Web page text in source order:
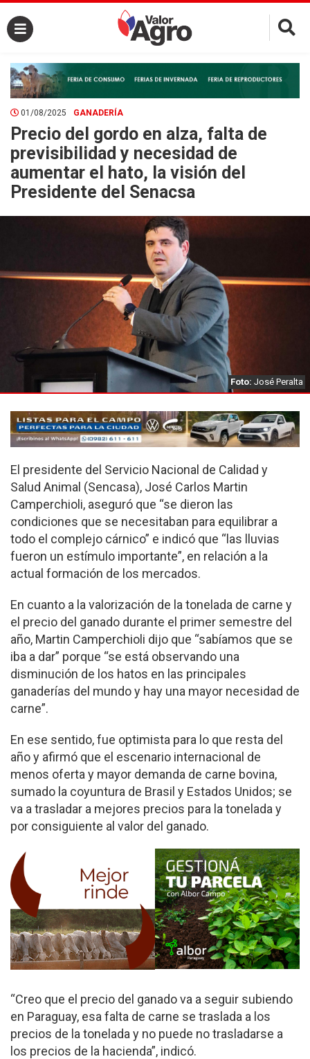
×
01/08/2025 GANADERÍA
Precio del gordo en alza, falta de
previsibilidad y necesidad de
aumentar el hato, la visión del
Presidente del Senacsa
Foto: José Peralta
El presidente del Servicio Nacional de Calidad y
Salud Animal (Sencasa), José Carlos Martin
Camperchioli, aseguró que “se dieron las
condiciones que se necesitaban para equilibrar a
todo el complejo cárnico” e indicó que “las lluvias
fueron un estímulo importante”, en relación a la
actual formación de los mercados.
En cuanto a la valorización de la tonelada de carne y
el precio del ganado durante el primer semestre del
año, Martin Camperchioli dijo que “sabíamos que se
iba a dar” porque “se está observando una
disminución de los hatos en las principales
ganaderías del mundo y hay una mayor necesidad de
carne”.
En ese sentido, fue optimista para lo que resta del
año y afirmó que el escenario internacional de
menos oferta y mayor demanda de carne bovina,
sumado la coyuntura de Brasil y Estados Unidos; se
va a trasladar a mejores precios para la tonelada y
por consiguiente al valor del ganado.
“Creo que el precio del ganado va a seguir subiendo
en Paraguay, esa falta de carne se traslada a los
precios de la tonelada y no puede no trasladarse a
los precios de la hacienda”, indicó.